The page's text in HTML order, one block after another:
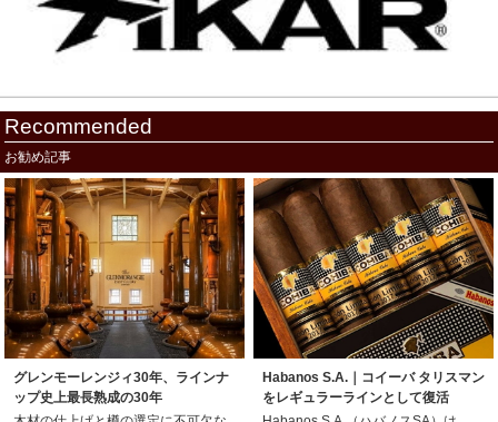
Recommended
お勧め記事
グレンモーレンジィ30年、ラインナ
ップ史上最長熟成の30年
Habanos S.A.｜コイーバ タリスマン
をレギュラーラインとして復活